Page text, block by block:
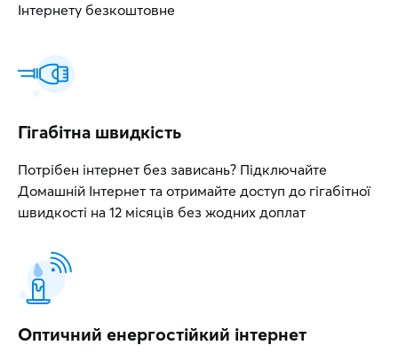
Інтернету безкоштовне
Гігабітна швидкість
Потрібен інтернет без зависань? Підключайте
Домашній Інтернет та отримайте доступ до гігабітної
швидкості на 12 місяців без жодних доплат
Оптичний енергостійкий інтернет